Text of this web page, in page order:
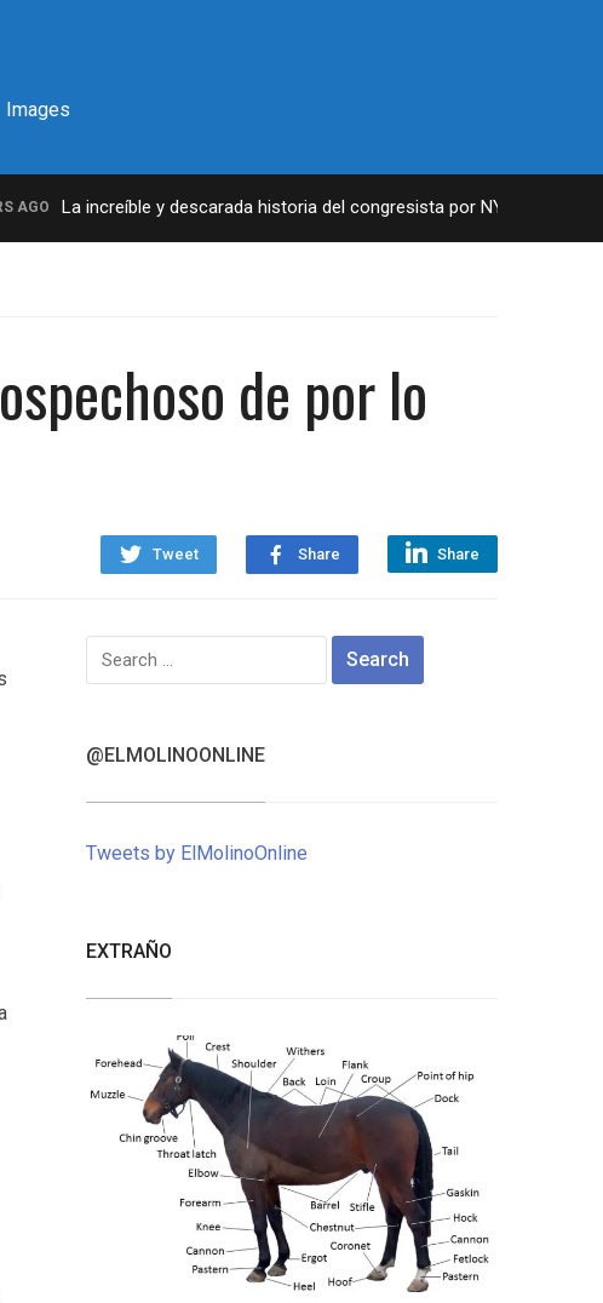
Images
La increíble y descarada historia del congresista por NY George Santos
de por lo
Tweet Share Share
Search
for:
@ELMOLINOONLINE
Tweets by ElMolinoOnline
EXTRAÑO